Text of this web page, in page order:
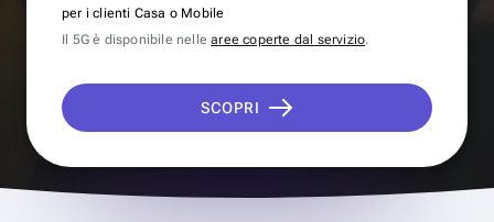
per i clienti Casa o Mobile
Il 5G è disponibile nellearee coperte dal servizio.
SCOPRI